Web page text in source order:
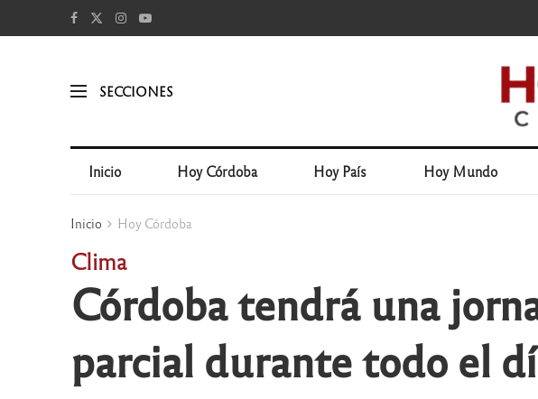
SECCIONES
Inicio Hoy Córdoba Hoy País Hoy Mundo
Inicio Hoy Córdoba
Clima
Córdoba tendrá una
parcial durante todo el